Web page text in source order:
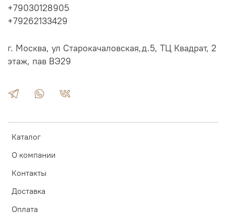
Каталог
О компании
Контакты
Доставка
Оплата
+79030128905
+79262133429
г. Москва, ул Старокачаловская,д.5, ТЦ Квадрат, 2
этаж, пав ВЭ29